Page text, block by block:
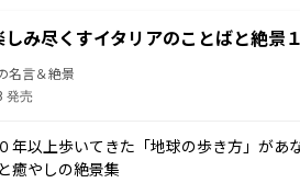
み尽くすイタリアのことばと絶景
名言＆絶景
発売
年以上歩いてきた「地球の歩き方」があ
癒やしの絶景集